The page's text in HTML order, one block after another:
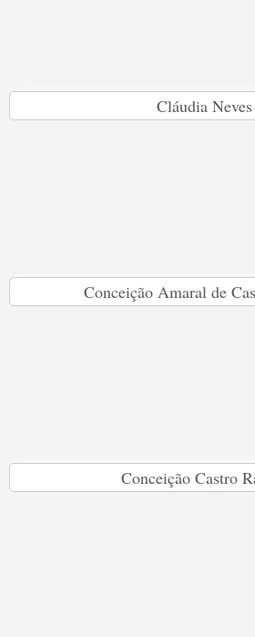
Cláudia Neves
Conceição Amaral de
Conceição Castro